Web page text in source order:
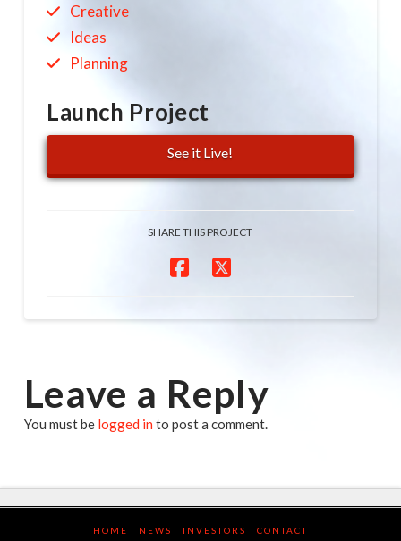
Creative
Ideas
Planning
Launch Project
See it Live!
SHARE THIS PROJECT
Leave a Reply
You must be logged in to post a comment.
HOME NEWS INVESTORS CONTACT